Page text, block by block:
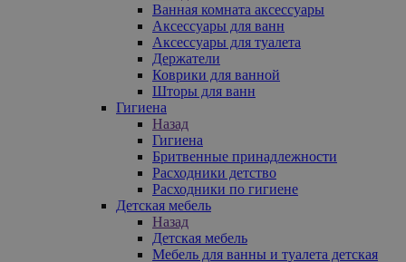
Ванная комната аксессуары
Аксессуары для ванн
Аксессуары для туалета
Держатели
Коврики для ванной
Шторы для ванн
Гигиена
Назад
Гигиена
Бритвенные принадлежности
Расходники детство
Расходники по гигиене
Детская мебель
Назад
Детская мебель
Мебель для ванны и туалета детская